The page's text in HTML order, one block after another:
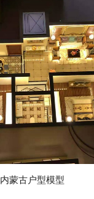
内蒙古户型模型
点击查看详情